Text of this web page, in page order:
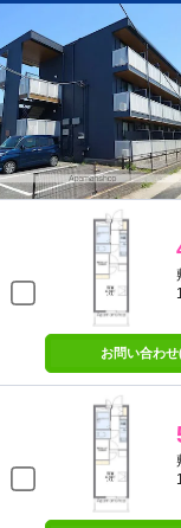
お問い合わ